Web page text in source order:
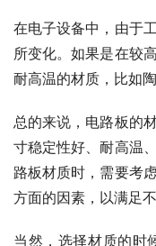
在电子设备中，由于
所变化。如果是在较
耐高温的材质，比如
总的来说，电路板的
寸稳定性好、耐高温
路板材质时，需要考
方面的因素，以满足
当然，选择材质的时